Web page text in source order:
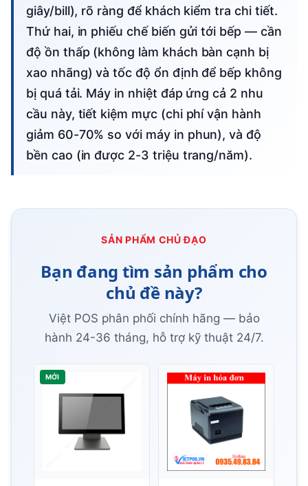
giây/bill), rõ ràng để khách kiểm tra chi tiết.
Thứ hai, in phiếu chế biến gửi tới bếp — cần
độ ồn thấp (không làm khách bàn cạnh bị
xao nhãng) và tốc độ ổn định để bếp không
bị quá tải. Máy in nhiệt đáp ứng cả 2 nhu
cầu này, tiết kiệm mực (chi phí vận hành
giảm 60-70% so với máy in phun), và độ
bền cao (in được 2-3 triệu trang/năm).
SẢN PHẨM CHỦ ĐẠO
Bạn đang tìm sản phẩm cho
chủ đề này?
Việt POS phân phối chính hãng — bảo
hành 24-36 tháng, hỗ trợ kỹ thuật 24/7.
MỚI